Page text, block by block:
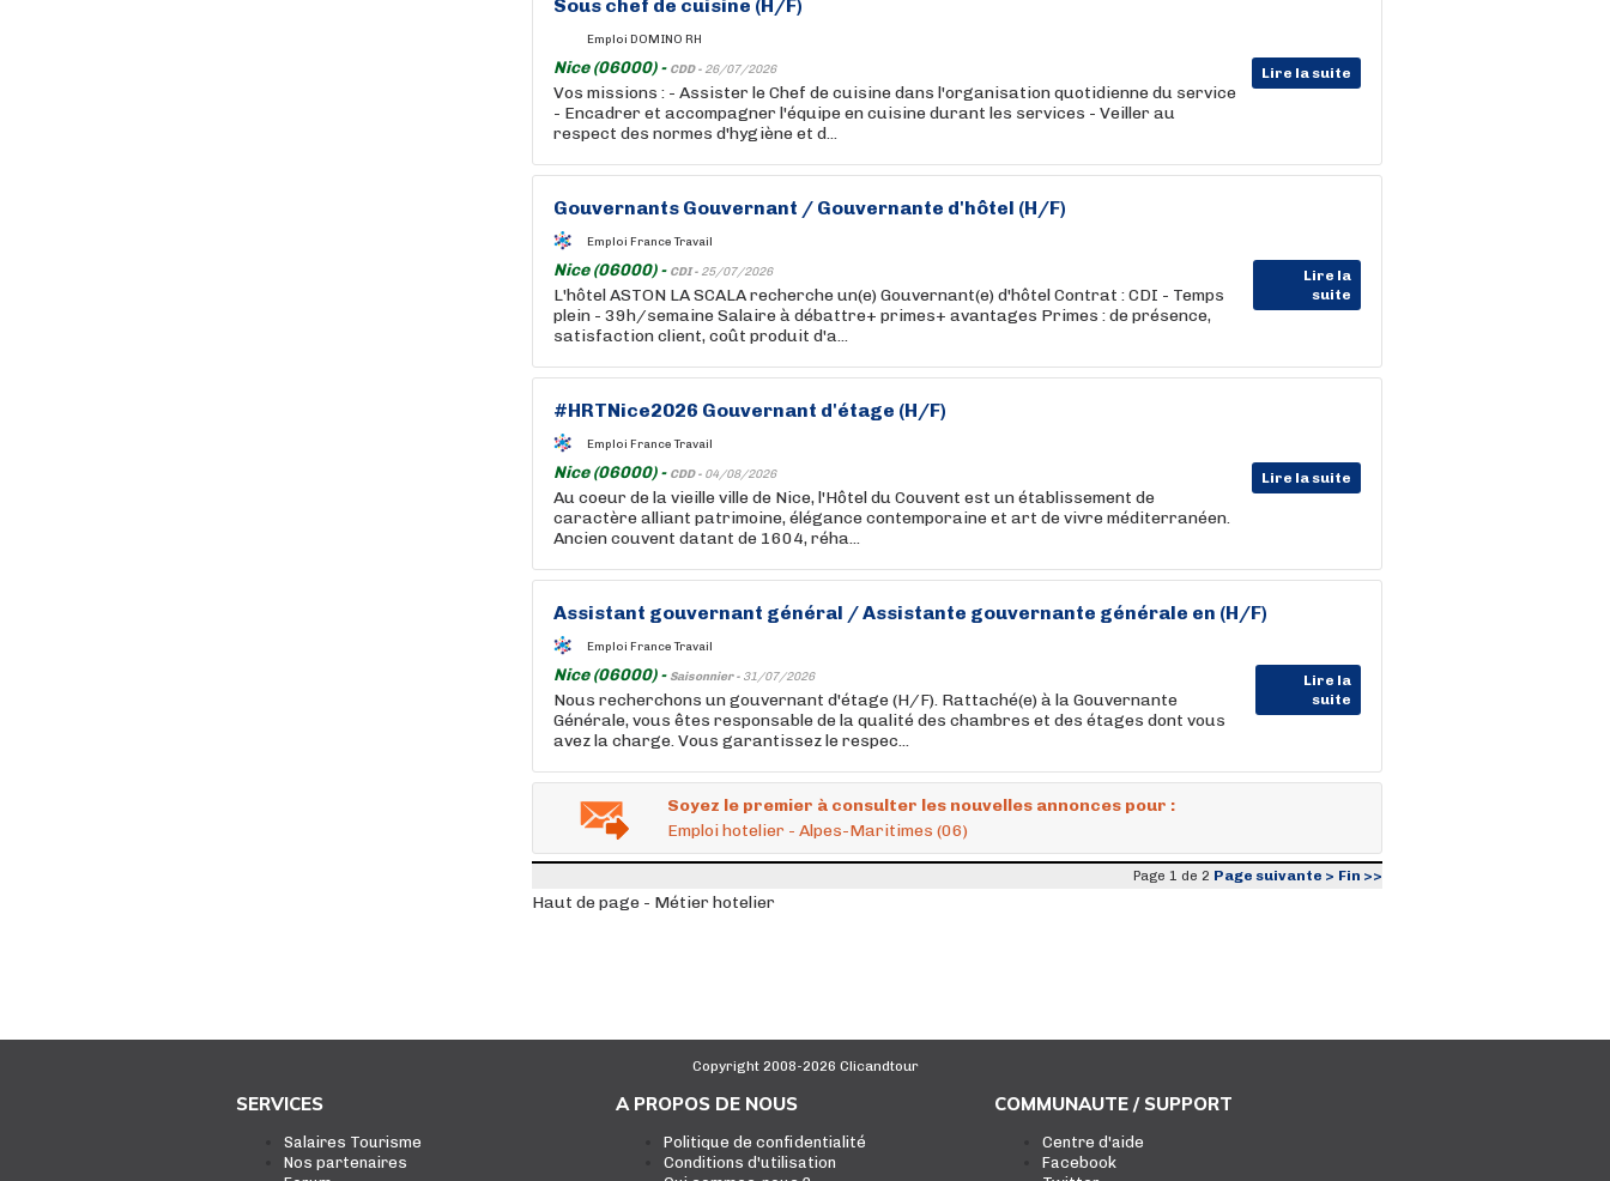
Sous chef de cuisine (H/F)
Emploi DOMINO RH
Nice (06000) - CDD - 26/07/2026 Lire la suite
Vos missions : - Assister le Chef de cuisine dans l'organisation quotidienne du service
- Encadrer et accompagner l'équipe en cuisine durant les services - Veiller au
respect des normes d'hygiène et d...
Gouvernants Gouvernant / Gouvernante d'hôtel (H/F)
Emploi France Travail
Nice (06000) - CDI - 25/07/2026
Lire la
suite
L'hôtel ASTON LA SCALA recherche un(e) Gouvernant(e) d'hôtel Contrat : CDI - Temps
plein - 39h/semaine Salaire à débattre+ primes+ avantages Primes : de présence,
satisfaction client, coût produit d'a...
#HRTNice2026 Gouvernant d'étage (H/F)
Emploi France Travail
Nice (06000) - CDD - 04/08/2026 Lire la suite
Au coeur de la vieille ville de Nice, l'Hôtel du Couvent est un établissement de
caractère alliant patrimoine, élégance contemporaine et art de vivre méditerranéen.
Ancien couvent datant de 1604, réha...
Assistant gouvernant général / Assistante gouvernante générale en (H/F)
Emploi France Travail
Nice (06000) - Saisonnier - 31/07/2026
Lire la
suite
Nous recherchons un gouvernant d'étage (H/F). Rattaché(e) à la Gouvernante
Générale, vous êtes responsable de la qualité des chambres et des étages dont vous
avez la charge. Vous garantissez le respec...
Soyez le premier à consulter les nouvelles annonces pour :
Emploi hotelier - Alpes-Maritimes (06)
Page 1 de 2 Page suivante > Fin >>
Haut de page - Métier hotelier
Copyright 2008-2026 Clicandtour
SERVICES
Salaires Tourisme
Nos partenaires
A PROPOS DE NOUS
Politique de confidentialité
Conditions d'utilisation
COMMUNAUTE / SUPPORT
Centre d'aide
Facebook